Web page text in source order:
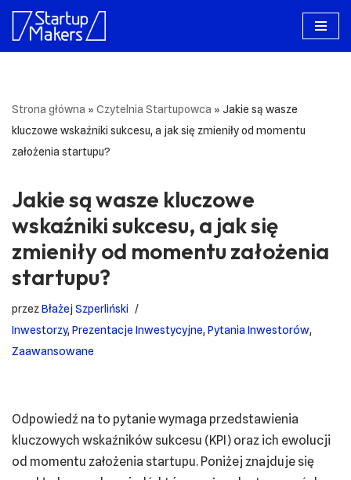
Przejdź
Strona główna » Czytelnia Startupowca » Jakie są wasze
kluczowe wskaźniki sukcesu, a jak się zmieniły od momentu
założenia startupu?
Jakie są wasze kluczowe
wskaźniki sukcesu, a jak się
zmieniły od momentu założenia
startupu?
przezBłażej Szperliński
Inwestorzy, Prezentacje Inwestycyjne, Pytania Inwestorów,
Zaawansowane
Odpowiedź na to pytanie wymaga przedstawienia
kluczowych wskaźników sukcesu (KPI) oraz ich ewolucji
od momentu założenia startupu. Poniżej znajduje się